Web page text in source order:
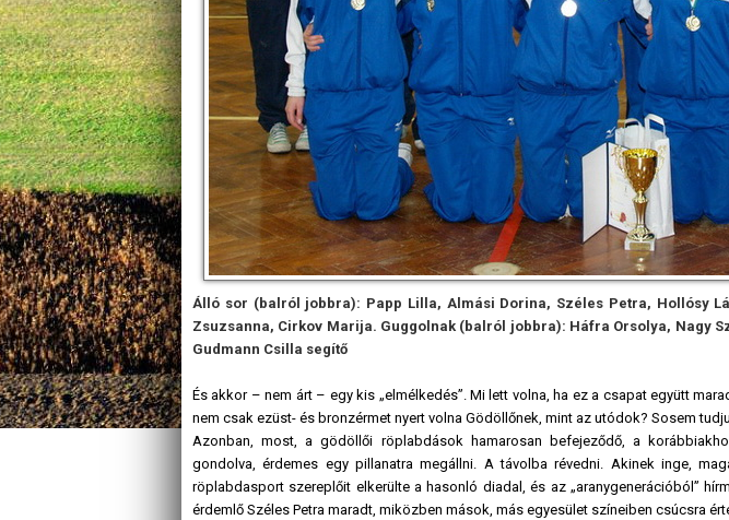
Álló sor (balról jobbra): Papp Lilla, Almási Dorina, Széles Petra, Hollósy
Zsuzsanna, Cirkov Marija. Guggolnak (balról jobbra): Háfra Orsolya, Nagy
Gudmann Csilla segítő
És akkor – nem árt – egy kis „elmélkedés”. Mi lett volna, ha ez a csapat együtt
nem csak ezüst- és bronzérmet nyert volna Gödöllőnek, mint az utódok? Sosem
Azonban, most, a gödöllői röplabdások hamarosan befejeződő, a
gondolva, érdemes egy pillanatra megállni. A távolba révedni. Akinek inge,
röplabdasport szereplőit elkerülte a hasonló diadal, és az „aranygenerációból”
érdemlő Széles Petra maradt, miközben mások, más egyesület színeiben csúcsra